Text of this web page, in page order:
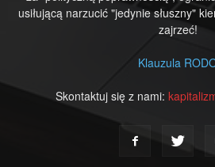
usiłującą narzucić "jedynie słuszny"
zajrzeć!
Klauzula
Skontaktuj się z nami: